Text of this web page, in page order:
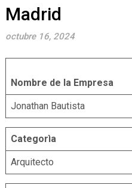
Madrid
octubre 16, 2024
Nombre de la Empresa
Jonathan Bautista
Categorìa
Arquitecto